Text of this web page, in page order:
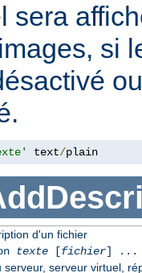
sera
si
text/plain
d'un fichier
texte[fichier] ...
serveur, serveur virtuel,